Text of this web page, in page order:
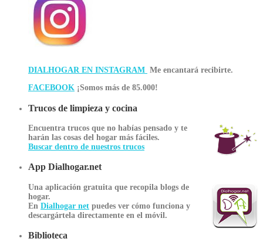
DIALHOGAR EN INSTAGRAM Me encantará recibirte.
FACEBOOK ¡Somos más de 85.000!
Trucos de limpieza y cocina
Encuentra trucos que no habías pensado y te
harán las cosas del hogar más fáciles.
Buscar dentro de nuestros trucos
App Dialhogar.net
Una aplicación gratuita que recopila blogs de
hogar.
En Dialhogar net puedes ver cómo funciona y
descargártela directamente en el móvil.
Biblioteca